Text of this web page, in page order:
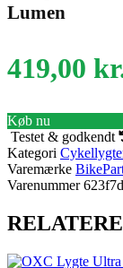
Lumen
419,00
Køb nu
Testet & godkendt
Kategori
Varemærke
Varenummer